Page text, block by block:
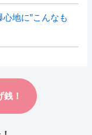
地に”こんなも